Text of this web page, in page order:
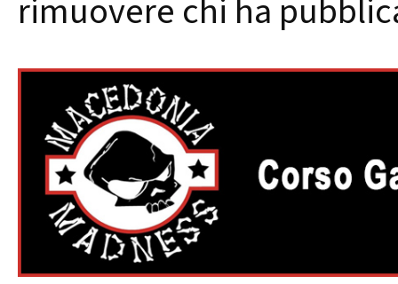
rimuovere chi ha